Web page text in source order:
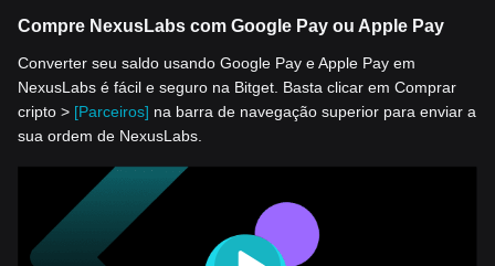
Compre NexusLabs com Google Pay ou Apple Pay
Converter seu saldo usando Google Pay e Apple Pay em
NexusLabs é fácil e seguro na Bitget. Basta clicar em Comprar
cripto > [Parceiros] na barra de navegação superior para enviar a
sua ordem de NexusLabs.